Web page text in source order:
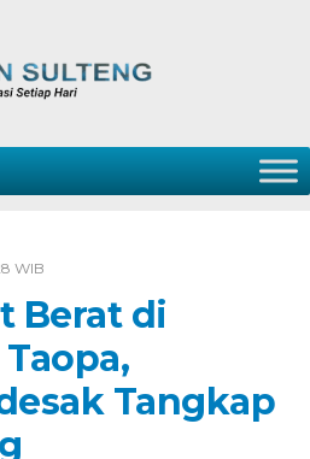
WIB
Berat di
Tangkap